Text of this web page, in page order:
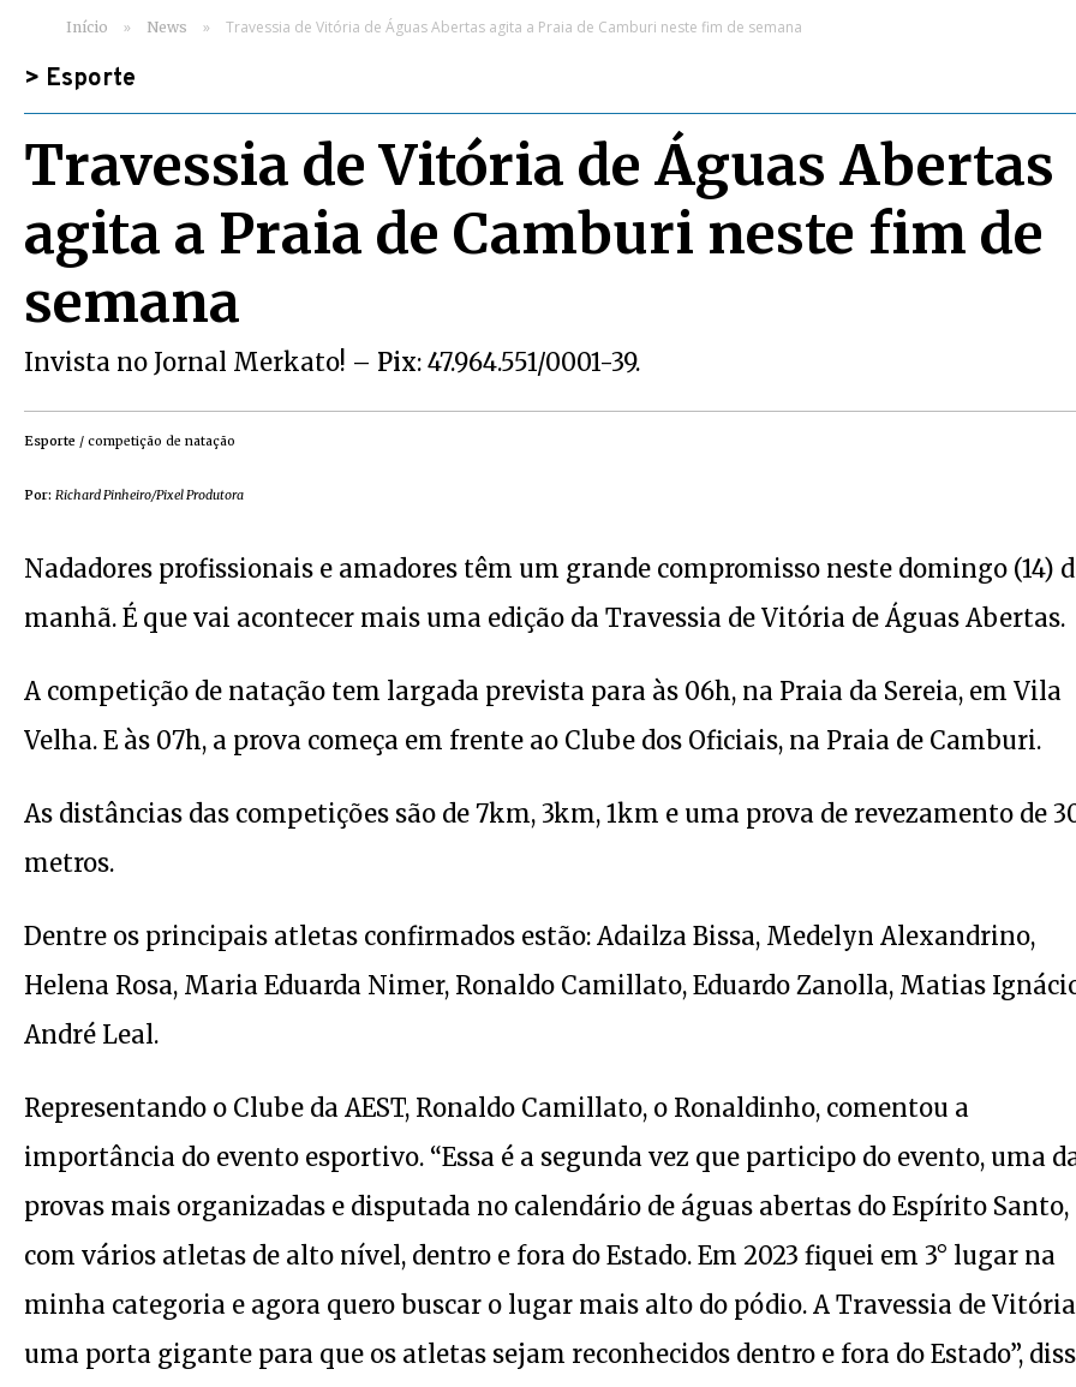
Início » News » Travessia de Vitória de Águas Abertas agita a Praia de Camburi neste fim de semana
> Esporte
Travessia de Vitória de Águas Abertas
agita a Praia de Camburi neste fim de
semana
Invista no Jornal Merkato! – Pix: 47.964.551/0001-39.
Esporte / competição de natação
Por: Richard Pinheiro/Pixel Produtora
Nadadores profissionais e amadores têm um grande compromisso neste domingo (14)
manhã. É que vai acontecer mais uma edição da Travessia de Vitória de Águas Abertas.
A competição de natação tem largada prevista para às 06h, na Praia da Sereia, em Vila
Velha. E às 07h, a prova começa em frente ao Clube dos Oficiais, na Praia de Camburi.
As distâncias das competições são de 7km, 3km, 1km e uma prova de revezamento de
metros.
Dentre os principais atletas confirmados estão: Adailza Bissa, Medelyn Alexandrino,
Helena Rosa, Maria Eduarda Nimer, Ronaldo Camillato, Eduardo Zanolla, Matias
André Leal.
Representando o Clube da AEST, Ronaldo Camillato, o Ronaldinho, comentou a
importância do evento esportivo. “Essa é a segunda vez que participo do evento, uma
provas mais organizadas e disputada no calendário de águas abertas do Espírito Santo,
com vários atletas de alto nível, dentro e fora do Estado. Em 2023 fiquei em 3° lugar na
minha categoria e agora quero buscar o lugar mais alto do pódio. A Travessia de
uma porta gigante para que os atletas sejam reconhecidos dentro e fora do Estado”,